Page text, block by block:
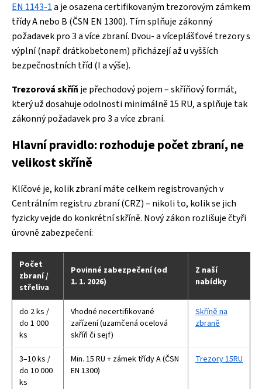
EN 1143-1a je osazena certifikovaným trezorovým zámkem
třídy A nebo B (ČSN EN 1300). Tím splňuje zákonný
požadavek pro 3 a více zbraní. Dvou- a víceplášťové trezory s
výplní (např. drátkobetonem) přicházejí až u vyšších
bezpečnostních tříd (I a výše).
Trezorová skříň je přechodový pojem – skříňový formát,
který už dosahuje odolnosti minimálně 15 RU, a splňuje tak
zákonný požadavek pro 3 a více zbraní.
Hlavní pravidlo: rozhoduje počet zbraní, ne
velikost skříně
Klíčové je, kolik zbraní máte celkem registrovaných v
Centrálním registru zbraní (CRZ) – nikoli to, kolik se jich
fyzicky vejde do konkrétní skříně. Nový zákon rozlišuje čtyři
úrovně zabezpečení:
Počet
zbraní /
střeliva
Povinné zabezpečení (od
1. 1. 2026)
Z naší
nabídky
do 2 ks /
do 1 000
ks
Vhodné necertifikované
zařízení (uzamčená ocelová
skříň či sejf)
Skříně na
zbraně
3–10 ks /
do 10 000
ks
Min. 15 RU + zámek třídy A (ČSN
EN 1300)
Trezory 15RU